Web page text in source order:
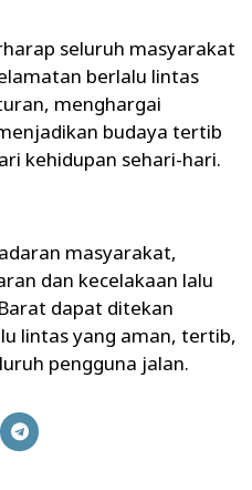
seluruh masyarakat
berlalu lintas
menghargai
budaya tertib
kehidupan sehari-hari.
masyarakat,
dan kecelakaan lalu
dapat ditekan
lintas yang aman, tertib,
pengguna jalan.